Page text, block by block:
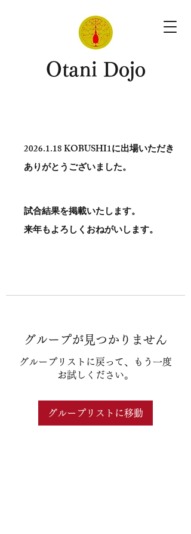
​Otani Dojo
2026.1.18KOBUSHI1に出場いただき
ありがとう​ございました。
試合結果を掲載いたします。
​来年もよろしくおねがいします。
グループが見つかりません
グループリストに戻って、もう一度
お試しください。
グループリストに移動